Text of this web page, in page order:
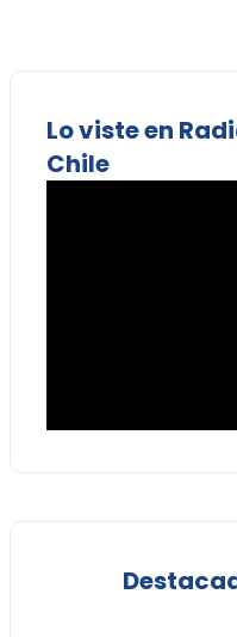
Lo viste en
Chile